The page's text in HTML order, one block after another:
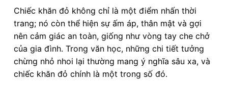
Chiếc khăn đỏ không chỉ là một điểm nhấn thời
trang; nó còn thể hiện sự ấm áp, thân mật và gợi
nên cảm giác an toàn, giống như vòng tay che chở
của gia đình. Trong văn học, những chi tiết tưởng
chừng nhỏ nhoi lại thường mang ý nghĩa sâu xa, và
chiếc khăn đỏ chính là một trong số đó.